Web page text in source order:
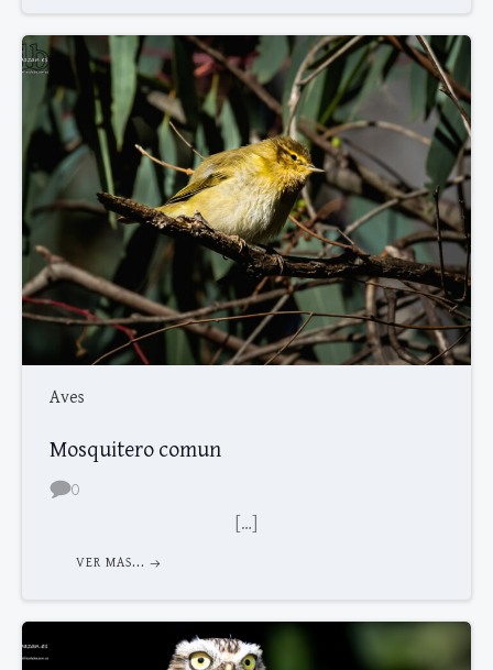
Aves
Mosquitero comun
0
[…]
VER MAS...